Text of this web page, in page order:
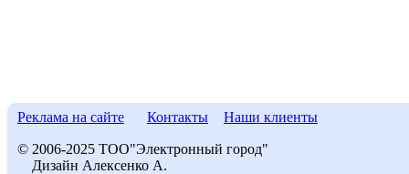
Реклама на сайте Контакты Наши клиенты
© 2006-2025 ТОО"Электронный город"
Дизайн Алексенко А.